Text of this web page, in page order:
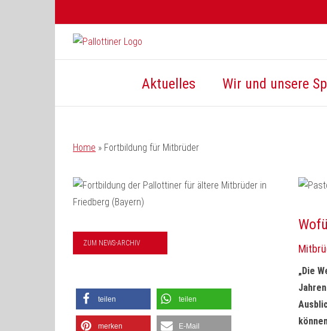
Aktuelles Wir und unsere
Home » Fortbildung für Mitbrüder
ZUM NEWS-ARCHIV
teilen teilen
merken E-Mail
„Die